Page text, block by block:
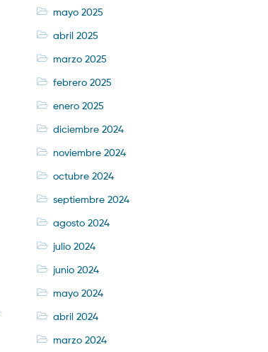
mayo 2025
abril 2025
marzo 2025
febrero 2025
enero 2025
diciembre 2024
noviembre 2024
octubre 2024
septiembre 2024
agosto 2024
julio 2024
junio 2024
mayo 2024
abril 2024
marzo 2024